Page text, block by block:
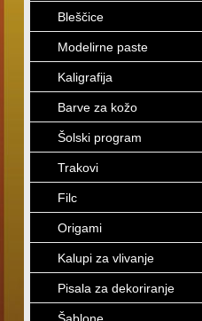
Bleščice
Modelirne paste
Kaligrafija
Barve za kožo
Šolski program
Trakovi
Filc
Origami
Kalupi za vlivanje
Pisala za dekoriranje